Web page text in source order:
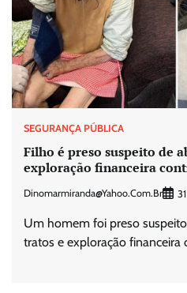
SEGURANÇA PÚBLICA
Filho é preso suspeito de
exploração financeira
Dinomarmiranda@yahoo.com.br
Um homem foi preso
tratos e exploração